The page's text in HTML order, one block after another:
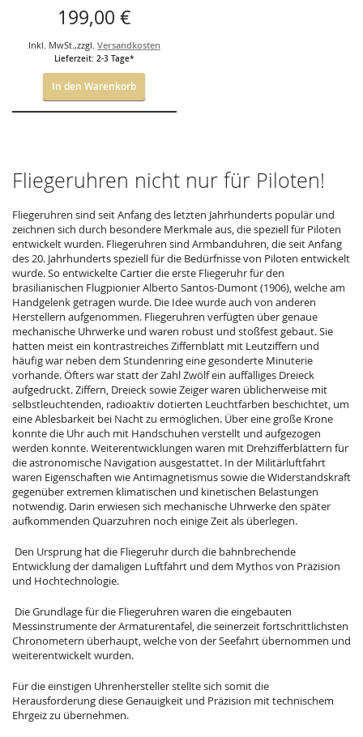
Zeitzone und
Grossdatum 100Jahre
Zeppelin
199,00 €
Inkl. MwSt. ,zzgl. Versandkosten
Lieferzeit: 2-3 Tage*
In den Warenkorb
Fliegeruhren nicht nur für Piloten!
Fliegeruhren sind seit Anfang des letzten Jahrhunderts populär und
zeichnen sich durch besondere Merkmale aus, die speziell für Piloten
entwickelt wurden. Fliegeruhren sind Armbanduhren, die seit Anfang
des 20. Jahrhunderts speziell für die Bedürfnisse von Piloten entwickelt
wurde. So entwickelte Cartier die erste Fliegeruhr für den
brasilianischen Flugpionier Alberto Santos-Dumont (1906), welche am
Handgelenk getragen wurde. Die Idee wurde auch von anderen
Herstellern aufgenommen. Fliegeruhren verfügten über genaue
mechanische Uhrwerke und waren robust und stoßfest gebaut. Sie
hatten meist ein kontrastreiches Ziffernblatt mit Leutziffern und
häufig war neben dem Stundenring eine gesonderte Minuterie
vorhande. Öfters war statt der Zahl Zwölf ein auffälliges Dreieck
aufgedruckt. Ziffern, Dreieck sowie Zeiger waren üblicherweise mit
selbstleuchtenden, radioaktiv dotierten Leuchtfarben beschichtet, um
eine Ablesbarkeit bei Nacht zu ermöglichen. Über eine große Krone
konnte die Uhr auch mit Handschuhen verstellt und aufgezogen
werden konnte. Weiterentwicklungen waren mit Drehzifferblättern für
die astronomische Navigation ausgestattet. In der Militärluftfahrt
waren Eigenschaften wie Antimagnetismus sowie die Widerstandskraft
gegenüber extremen klimatischen und kinetischen Belastungen
notwendig. Darin erwiesen sich mechanische Uhrwerke den später
aufkommenden Quarzuhren noch einige Zeit als überlegen.
Den Ursprung hat die Fliegeruhr durch die bahnbrechende
Entwicklung der damaligen Luftfahrt und dem Mythos von Präzision
und Hochtechnologie.
Die Grundlage für die Fliegeruhren waren die eingebauten
Messinstrumente der Armaturentafel, die seinerzeit fortschrittlichsten
Chronometern überhaupt, welche von der Seefahrt übernommen und
weiterentwickelt wurden.
Für die einstigen Uhrenhersteller stellte sich somit die
Herausforderung diese Genauigkeit und Präzision mit technischem
Ehrgeiz zu übernehmen.